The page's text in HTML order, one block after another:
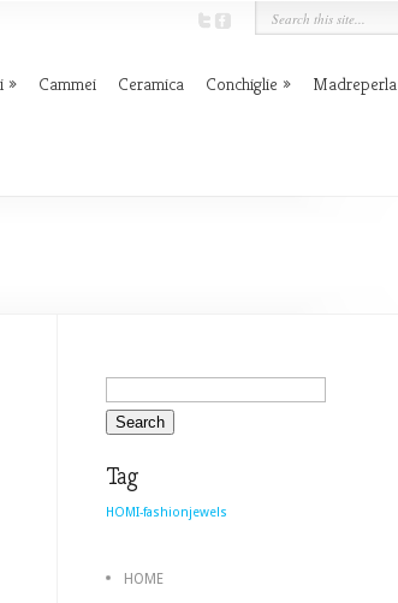
Cammei Ceramica Conchiglie Madreperla
Tag
HOMI-fashionjewels
HOME